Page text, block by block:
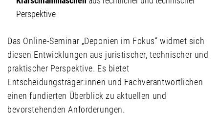
Perspektive
Das Online-Seminar „Deponien im Fokus“ widmet sich
diesen Entwicklungen aus juristischer, technischer und
praktischer Perspektive. Es bietet
Entscheidungsträger:innen und Fachverantwortlichen
einen fundierten Überblick zu aktuellen und
bevorstehenden Anforderungen.